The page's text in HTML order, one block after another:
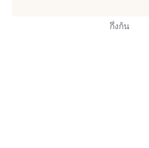
กึ่งก้น